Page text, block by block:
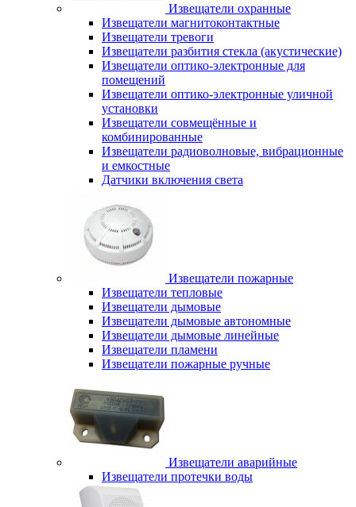
Извещатели охранные
Извещатели магнитоконтактные
Извещатели тревоги
Извещатели разбития стекла (акустические)
Извещатели оптико-электронные для
помещений
Извещатели оптико-электронные уличной
установки
Извещатели совмещённые и
комбинированные
Извещатели радиоволновые, вибрационные
и емкостные
Датчики включения света
Извещатели пожарные
Извещатели тепловые
Извещатели дымовые
Извещатели дымовые автономные
Извещатели дымовые линейные
Извещатели пламени
Извещатели пожарные ручные
Извещатели аварийные
Извещатели протечки воды